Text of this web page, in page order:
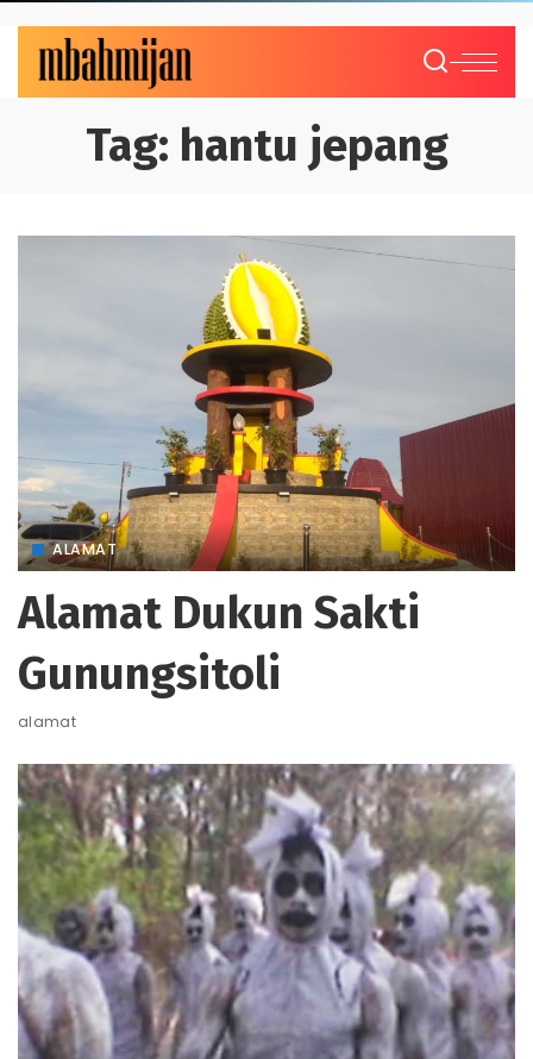
Tag: hantu jepang
ALAMAT
Alamat Dukun Sakti
Gunungsitoli
alamat